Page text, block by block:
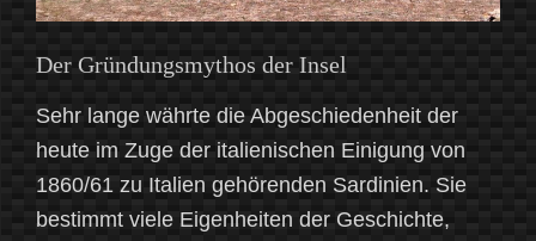
Der Gründungsmythos der Insel
Sehr lange währte die Abgeschiedenheit der
heute im Zuge der italienischen Einigung von
1860/61 zu Italien gehörenden Sardinien. Sie
bestimmt viele Eigenheiten der Geschichte,